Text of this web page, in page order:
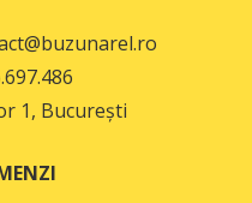
1, București